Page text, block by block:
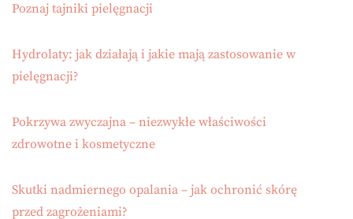
Poznaj tajniki pielęgnacji
Hydrolaty: jak działają i jakie mają zastosowanie w
pielęgnacji?
Pokrzywa zwyczajna – niezwykłe właściwości
zdrowotne i kosmetyczne
Skutki nadmiernego opalania – jak ochronić skórę
przed zagrożeniami?